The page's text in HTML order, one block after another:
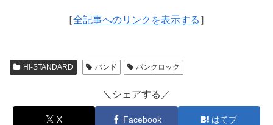
［全記事へのリンクを表示する ］
Hi-STANDARD バンド パンクロック
＼シェアする／
X Facebook はてブ